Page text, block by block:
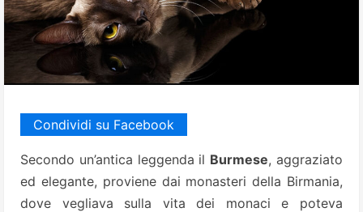
Condividi su Facebook
Secondo un’antica leggenda il Burmese, aggraziato
ed elegante, proviene dai monasteri della Birmania,
dove vegliava sulla vita dei monaci e poteva